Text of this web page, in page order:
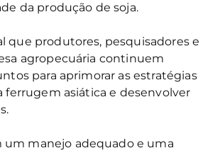
da produção de soja.
que produtores, pesquisadores e
agropecuária continuem
para aprimorar as estratégias
ferrugem asiática e desenvolver
um manejo adequado e uma